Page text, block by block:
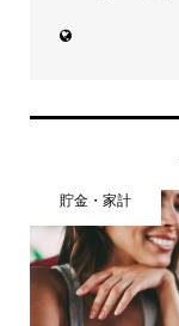
貯金・家計